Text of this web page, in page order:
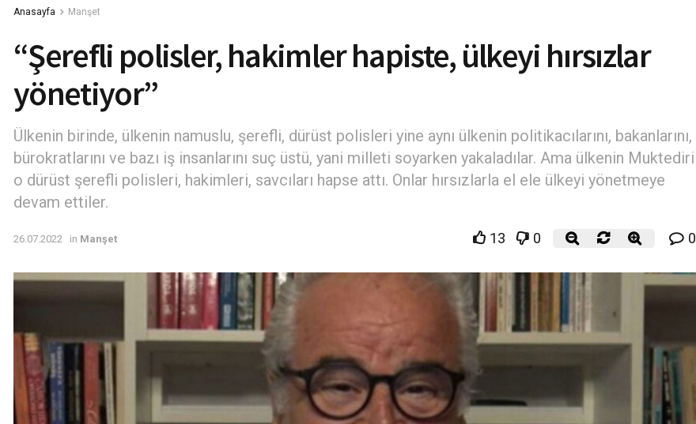
Anasayfa Manşet
“Şerefli polisler, hakimler hapiste, ülkeyi hırsızlar
yönetiyor”
Ülkenin birinde, ülkenin namuslu, şerefli, dürüst polisleri yine aynı ülkenin politikacılarını, bakanlarını,
bürokratlarını ve bazı iş insanlarını suç üstü, yani milleti soyarken yakaladılar. Ama ülkenin Muktediri
o dürüst şerefli polisleri, hakimleri, savcıları hapse attı. Onlar hırsızlarla el ele ülkeyi yönetmeye
devam ettiler.
26.07.2022 in Manşet 13 0 0